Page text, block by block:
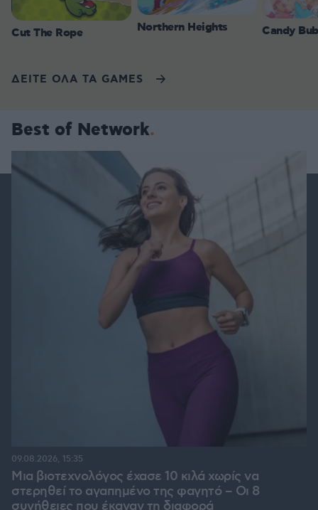
Cut The Rope Northern Heights Candy
ΔΕΙΤΕ ΟΛΑ ΤΑ GAMES
Best of Network
Μια βιοτεχνολόγος έχασε 10 κιλά χωρίς να
στερηθεί το αγαπημένο της φαγητό – Οι 8
συνήθειες που έκαναν τη διαφορά
09.08.2026, 15:35